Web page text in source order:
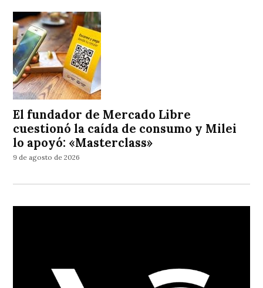
El fundador de Mercado Libre
cuestionó la caída de consumo y Milei
lo apoyó: «Masterclass»
9 de agosto de 2026